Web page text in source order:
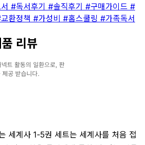
#독서후기 #솔직후기 #구매가이드 #
환정책 #가성비 #홈스쿨링 #가족독서
리뷰
세계사 1-5권 세트는 세계사를 처음 접